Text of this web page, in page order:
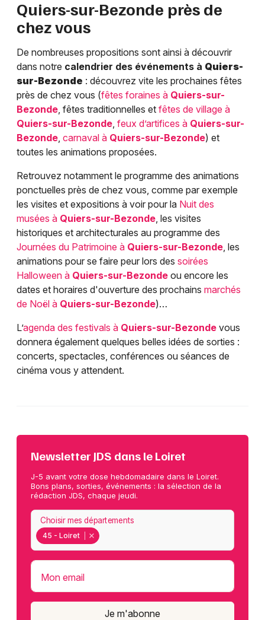
Quiers-sur-Bezonde près de
chez vous
De nombreuses propositions sont ainsi à découvrir
dans notre calendrier des événements à Quiers-
sur-Bezonde : découvrez vite les prochaines fêtes
près de chez vous (fêtes foraines à Quiers-sur-
Bezonde, fêtes traditionnelles et fêtes de village à
Quiers-sur-Bezonde, feux d’artifices à Quiers-sur-
Bezonde, carnaval à Quiers-sur-Bezonde) et
toutes les animations proposées.
Retrouvez notamment le programme des animations
ponctuelles près de chez vous, comme par exemple
les visites et expositions à voir pour la Nuit des
musées à Quiers-sur-Bezonde, les visites
historiques et architecturales au programme des
Journées du Patrimoine à Quiers-sur-Bezonde, les
animations pour se faire peur lors des soirées
Halloween à Quiers-sur-Bezonde ou encore les
dates et horaires d'ouverture des prochains marchés
de Noël à Quiers-sur-Bezonde)…
L’agenda des festivals à Quiers-sur-Bezonde vous
donnera également quelques belles idées de sorties :
concerts, spectacles, conférences ou séances de
cinéma vous y attendent.
Newsletter JDS dans le Loiret
J-5 avant votre dose hebdomadaire dans le Loiret.
Bons plans, sorties, événements : la sélection de la
rédaction JDS, chaque jeudi.
45 - Loiret
Choisir mes départements
Mon email
Je m'abonne